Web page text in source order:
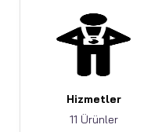
Hizmetler
11 Ürünler